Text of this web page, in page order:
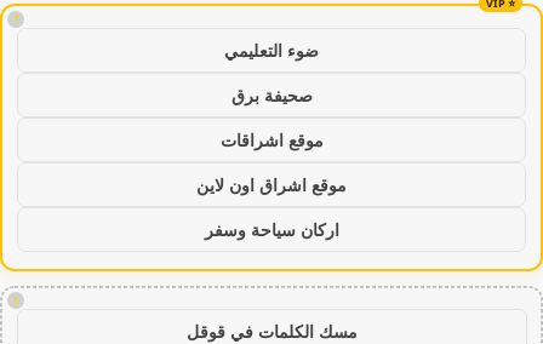
!
ضوء التعليمي
صحيفة برق
موقع اشراقات
موقع اشراق اون لاين
اركان سياحة وسفر
!
مسك الكلمات في قوقل